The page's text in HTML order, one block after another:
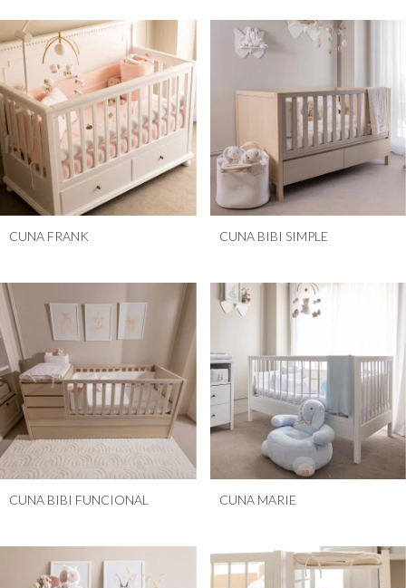
CUNA FRANK CUNA BIBI SIMPLE
CUNA BIBI FUNCIONAL CUNA MARIE